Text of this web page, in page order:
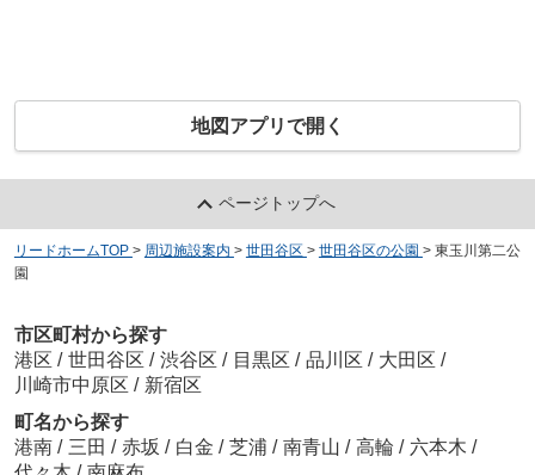
地図アプリで開く
ページトップへ
リードホームTOP > 周辺施設案内 > 世田谷区 > 世田谷区の公園 > 東玉川第二公
園
市区町村から探す
港区 / 世田谷区 / 渋谷区 / 目黒区 / 品川区 / 大田区 /
川崎市中原区 / 新宿区
町名から探す
港南 / 三田 / 赤坂 / 白金 / 芝浦 / 南青山 / 高輪 / 六本木 /